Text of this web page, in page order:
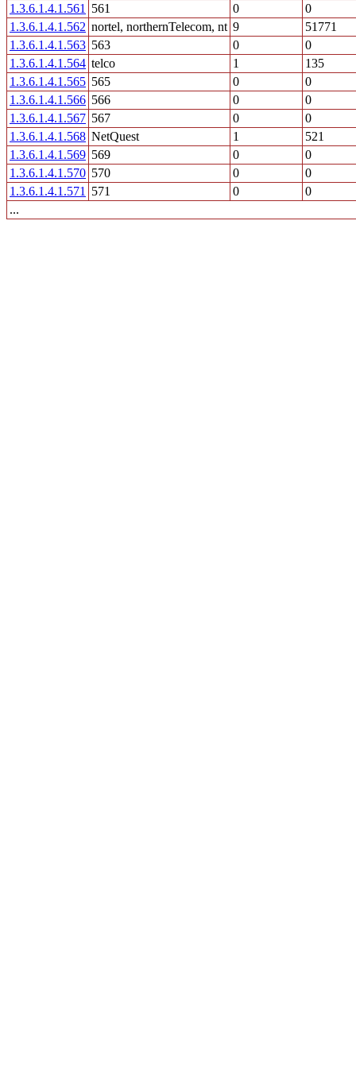
1.3.6.1.4.1.561
561 0
0
1.3.6.1.4.1.562 nortel, northernTelecom, nt 9
51771
1.3.6.1.4.1.563 563 0
0
1.3.6.1.4.1.564 telco 1
135
1.3.6.1.4.1.565 565 0
0
1.3.6.1.4.1.566 566 0
0
1.3.6.1.4.1.567 567 0
0
1.3.6.1.4.1.568 NetQuest 1
521
1.3.6.1.4.1.569 569 0
0
1.3.6.1.4.1.570 570 0
0
1.3.6.1.4.1.571
571 0
0
...